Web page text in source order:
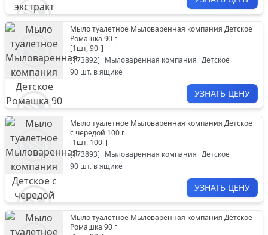
Мыло туалетное Мыловаренная компания Детское
Ромашка 90 г
[1шт, 90г]
[173892] Мыловаренная компания Детское
90 шт. в ящике
УЗНАТЬ ЦЕНУ
Мыло туалетное Мыловаренная компания Детское
с чередой 100 г
[1шт, 100г]
[173893] Мыловаренная компания Детское
90 шт. в ящике
УЗНАТЬ ЦЕНУ
Мыло туалетное Мыловаренная компания Детское
Ромашка 90 г